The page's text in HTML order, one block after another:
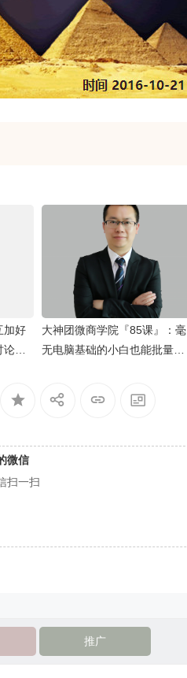
加好
论其
大神团微商学院『85课』：毫
无电脑基础的小白也能批量加
粉丝和有效转化
微信
扫一扫
推广